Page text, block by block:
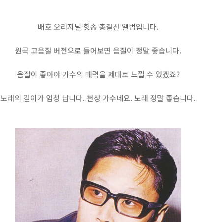
배호 오리지널 힛송 총결산 앨범입니다.
원곡 고음질 버전으로 들어보면 음질이 정말 좋습니다.
음질이 좋아야 가수의 매력을 제대로 느낄 수 있겠죠?
노래의 깊이가 엄청 납니다. 천상 가수네요. 노래 정말 좋습니다.